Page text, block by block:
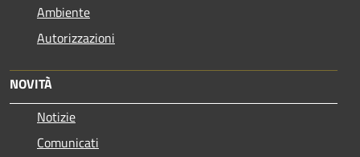
Ambiente
Autorizzazioni
NOVITÀ
Notizie
Comunicati